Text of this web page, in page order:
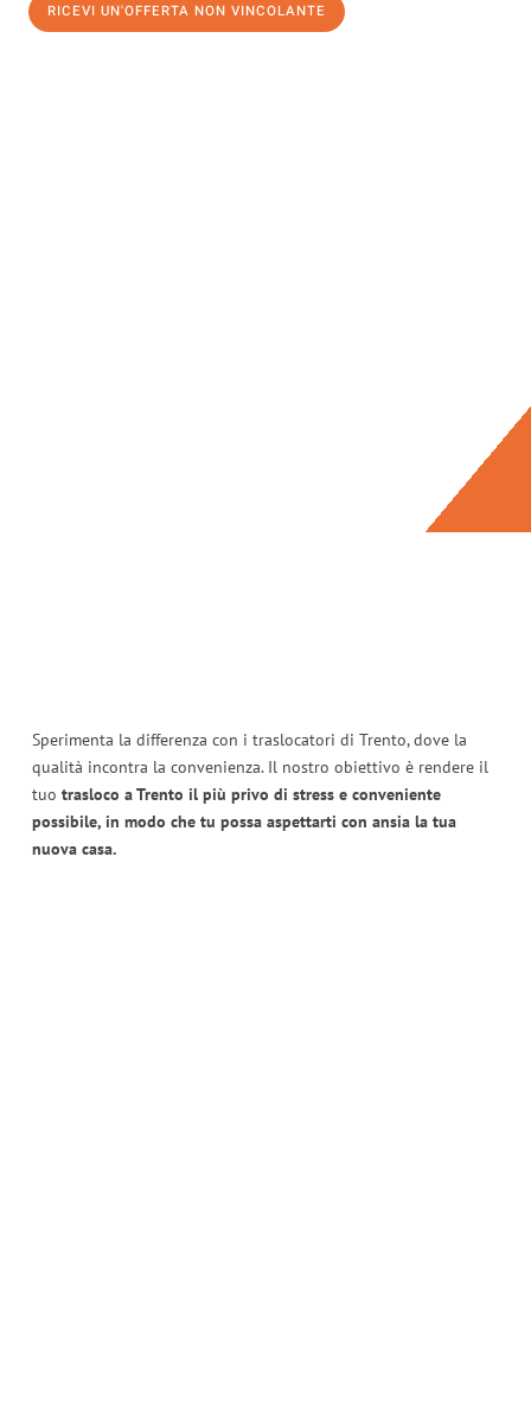
RICEVI UN'OFFERTA NON VINCOLANTE
Sperimenta la differenza con i traslocatori di Trento, dove la
qualità incontra la convenienza. Il nostro obiettivo è rendere il
tuo trasloco a Trento il più privo di stress e conveniente
possibile, in modo che tu possa aspettarti con ansia la tua
nuova casa.